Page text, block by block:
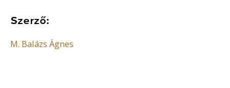
Szerző:
M. Balázs Ágnes